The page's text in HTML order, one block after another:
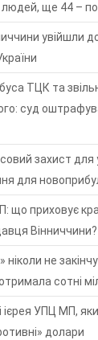
людей, ще 44 –
увійшли
ТЦК та
суд
захист для
для
що приховує
Вінниччини?
ніколи не
сотні
УПЦ МП,
долари